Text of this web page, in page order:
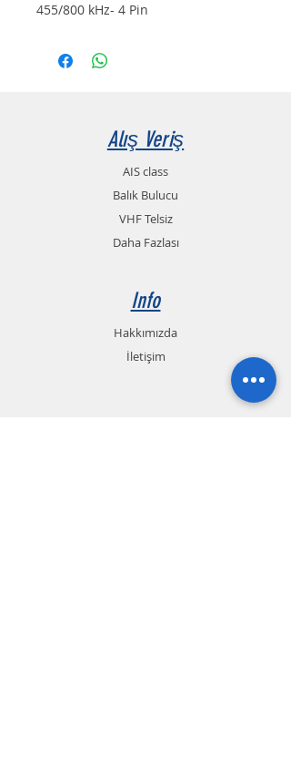
455/800 kHz- 4 Pin
Alış Veriş
AIS class
Balık Bulucu
VHF Telsiz
Daha Fazlası
Info
Hakkımızda
İletişim